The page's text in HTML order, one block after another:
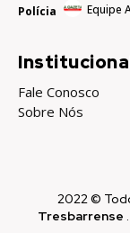
Polícia Equipe
Fale Conosco
Sobre Nós
2022 ©
Tresbarrense